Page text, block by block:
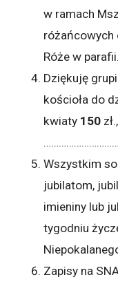
w ramach
różańcowych
Róże w
Dziękuję
kościoła do
kwiaty 150
Wszystkim
jubilatom,
imieniny lub
tygodniu
Zapisy na